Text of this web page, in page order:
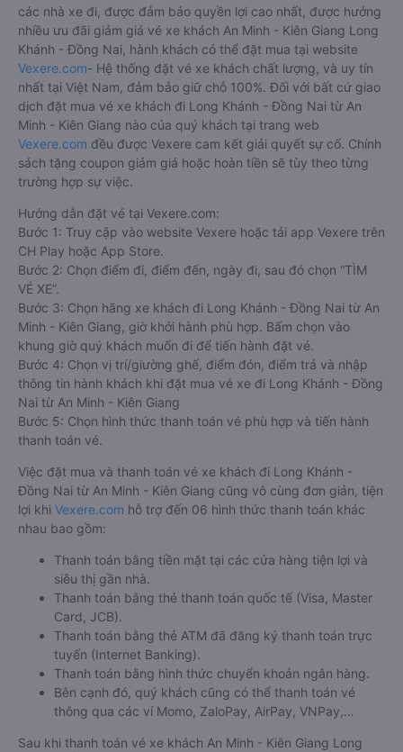
các nhà xe đi, được đảm bảo quyền lợi cao nhất, được hưởng
nhiều ưu đãi giảm giá vé xe khách An Minh - Kiên Giang Long
Khánh - Đồng Nai, hành khách có thể đặt mua tại website
Vexere.com- Hệ thống đặt vé xe khách chất lượng, và uy tín
nhất tại Việt Nam, đảm bảo giữ chỗ 100%. Đối với bất cứ giao
dịch đặt mua vé xe khách đi Long Khánh - Đồng Nai từ An
Minh - Kiên Giang nào của quý khách tại trang web
Vexere.com đều được Vexere cam kết giải quyết sự cố. Chính
sách tặng coupon giảm giá hoặc hoàn tiền sẽ tùy theo từng
trường hợp sự việc.
Hướng dẫn đặt vé tại Vexere.com:
Bước 1: Truy cập vào website Vexere hoặc tải app Vexere trên
CH Play hoặc App Store.
Bước 2: Chọn điểm đi, điểm đến, ngày đi, sau đó chọn “TÌM
VÉ XE”.
Bước 3: Chọn hãng xe khách đi Long Khánh - Đồng Nai từ An
Minh - Kiên Giang, giờ khởi hành phù hợp. Bấm chọn vào
khung giờ quý khách muốn đi để tiến hành đặt vé.
Bước 4: Chọn vị trí/giường ghế, điểm đón, điểm trả và nhập
thông tin hành khách khi đặt mua vé xe đi Long Khánh - Đồng
Nai từ An Minh - Kiên Giang
Bước 5: Chọn hình thức thanh toán vé phù hợp và tiến hành
thanh toán vé.
Việc đặt mua và thanh toán vé xe khách đi Long Khánh -
Đồng Nai từ An Minh - Kiên Giang cũng vô cùng đơn giản, tiện
lợi khi Vexere.com hỗ trợ đến 06 hình thức thanh toán khác
nhau bao gồm:
Thanh toán bằng tiền mặt tại các cửa hàng tiện lợi và
siêu thị gần nhà.
Thanh toán bằng thẻ thanh toán quốc tế (Visa, Master
Card, JCB).
Thanh toán bằng thẻ ATM đã đăng ký thanh toán trực
tuyến (Internet Banking).
Thanh toán bằng hình thức chuyển khoản ngân hàng.
Bên cạnh đó, quý khách cũng có thể thanh toán vé
thông qua các ví Momo, ZaloPay, AirPay, VNPay,…
Sau khi thanh toán vé xe khách An Minh - Kiên Giang Long